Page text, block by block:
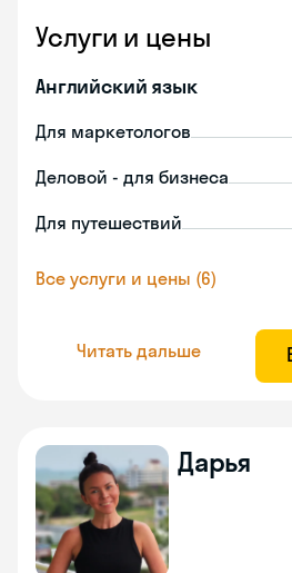
Услуги и цены
Английский язык
Для маркетологов
Деловой - для бизнеса
Для путешествий
Все услуги и цены (6)
Читать дальше
Дарья